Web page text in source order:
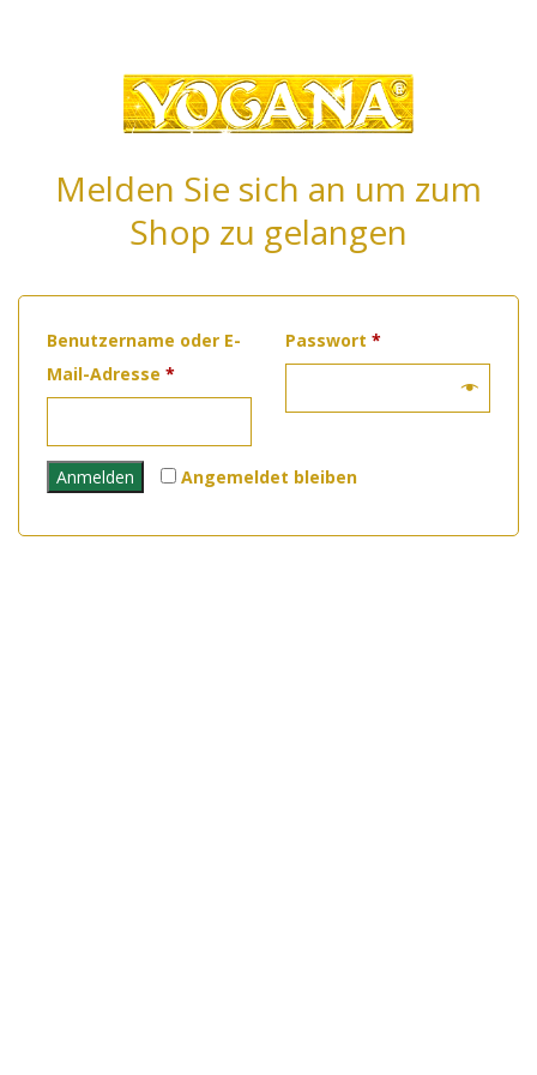
Melden Sie sich an um zum
Shop zu gelangen
Benutzername oder E-
Mail-Adresse *
Passwort*
Angemeldet bleiben
Anmelden